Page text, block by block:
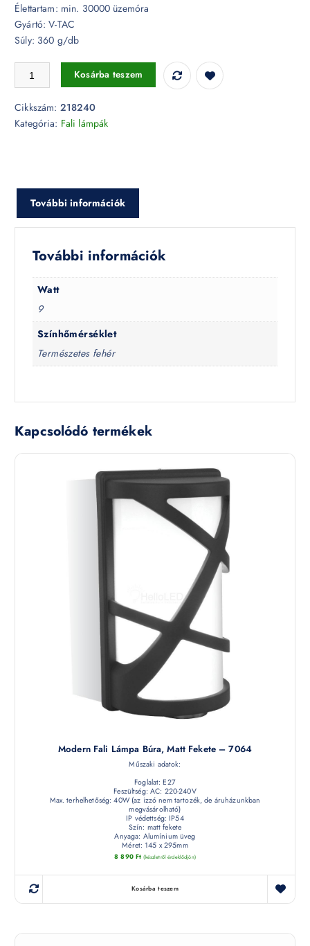
Élettartam: min. 30000 üzemóra
Gyártó: V-TAC
Súly: 360 g/db
9W LED fali / ajtó lámpa szürke 4000K IP65 - 218240 mennyiség
Kosárba teszem
Cikkszám: 218240
Kategória: Fali lámpák
További információk
További információk
Watt
9
Színhőmérséklet
Természetes fehér
Kapcsolódó termékek
Modern Fali Lámpa Búra, Matt Fekete – 7064
Műszaki adatok:
Foglalat: E27
Feszültség: AC: 220-240V
Max. terhelhetőség: 40W (az izzó nem tartozék, de áruházunkban
megvásárolható)
IP védettség: IP54
Szín: matt fekete
Anyaga: Alumínium üveg
Méret: 145 x 295mm
8 890 Ft (készletről érdeklődjön)
Kosárba teszem